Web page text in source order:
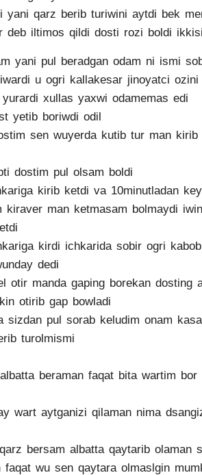
yani qarz berib turiwini aytdi bek
deb iltimos qildi dosti rozi boldi
yani pul beradgan odam ni ismi
u ogri kallakesar jinoyatci
xullas yaxwi odamemas edi
yetib boriwdi odil
sen wuyerda kutib tur man kirib
dostim pul olsam boldi
kirib ketdi va 10minutladan
kiraver man ketmasam bolmaydi
kirdi ichkarida sobir ogri
dedi
otir manda gaping borekan dosting
otirib gap bowladi
sizdan pul sorab keludim onam
turolmismi
beraman faqat bita wartim bor
wart aytganizi qilaman nima
bersam albatta qaytarib olaman
faqat wu sen qaytara olmaslgin